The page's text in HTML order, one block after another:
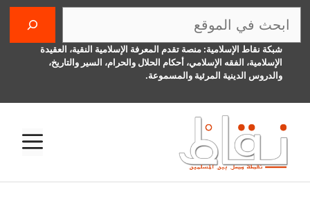
انتقل
المحتوىشبكة نقاط الإسلامية: منصة تقدم المعرفة الإسلامية النقية، العقيدة
الإسلامية، الفقه الإسلامي، أحكام الحلال والحرام، السير والتاريخ،
والدروس الدينية المرئية والمسموعة.